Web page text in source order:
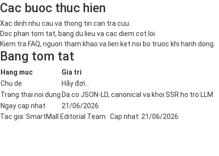
Cac buoc thuc hien
Xac dinh nhu cau va thong tin can tra cuu.
Doc phan tom tat, bang du lieu va cac diem cot loi.
Kiem tra FAQ, nguon tham khao va lien ket noi bo truoc khi hanh dong.
Bang tom tat
Hang muc
Gia tri
Chu de
Hãy đợi...
Trang thai noi dung Da co JSON-LD, canonical va khoi SSR ho tro LLM
Ngay cap nhat
21/06/2026
Tac gia: SmartMall Editorial Team · Cap nhat: 21/06/2026